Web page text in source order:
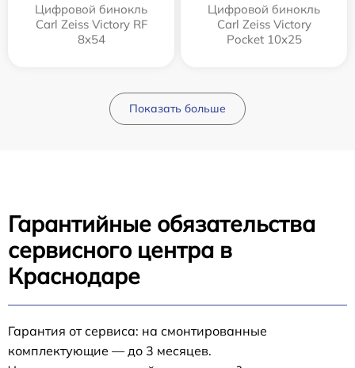
Цифровой бинокль
Carl Zeiss Victory RF
8x54
Цифровой бинокль
Carl Zeiss Victory
Pocket 10x25
Показать больше
Гарантийные обязательства
сервисного центра в
Краснодаре
Гарантия от сервиса: на смонтированные
комплектующие — до 3 месяцев.